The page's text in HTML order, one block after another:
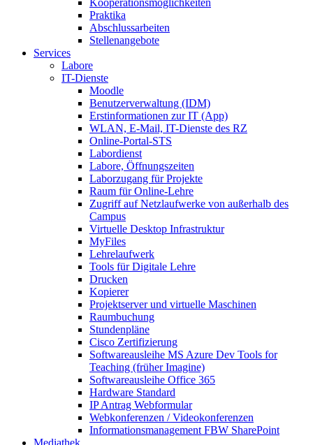
Kooperationsmöglichkeiten
Praktika
Abschlussarbeiten
Stellenangebote
Services
Labore
IT-Dienste
Moodle
Benutzerverwaltung (IDM)
Erstinformationen zur IT (App)
WLAN, E-Mail, IT-Dienste des RZ
Online-Portal-STS
Labordienst
Labore, Öffnungszeiten
Laborzugang für Projekte
Raum für Online-Lehre
Zugriff auf Netzlaufwerke von außerhalb des
Campus
Virtuelle Desktop Infrastruktur
MyFiles
Lehrelaufwerk
Tools für Digitale Lehre
Drucken
Kopierer
Projektserver und virtuelle Maschinen
Raumbuchung
Stundenpläne
Cisco Zertifizierung
Softwareausleihe MS Azure Dev Tools for
Teaching (früher Imagine)
Softwareausleihe Office 365
Hardware Standard
IP Antrag Webformular
Webkonferenzen / Videokonferenzen
Informationsmanagement FBW SharePoint
Mediathek